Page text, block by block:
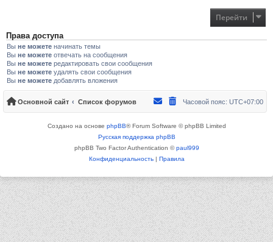
Перейти
Права доступа
Вы не можете начинать темы
Вы не можете отвечать на сообщения
Вы не можете редактировать свои сообщения
Вы не можете удалять свои сообщения
Вы не можете добавлять вложения
Основной сайт Список форумов Часовой пояс: UTC+07:00
Создано на основе phpBB® Forum Software © phpBB Limited
Русская поддержка phpBB
phpBB Two Factor Authentication ©paul999
Конфиденциальность| Правила